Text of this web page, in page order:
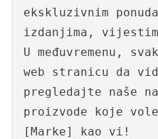
ekskluzivnim
izdanjima,
U međuvremenu,
web stranicu da
pregledajte naše
proizvode koje
[Marke] kao vi!